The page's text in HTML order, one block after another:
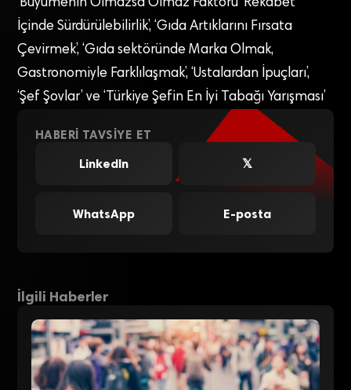
‘Büyümenin Olmazsa Olmaz Faktörü ‘Rekabet’
İçinde Sürdürülebilirlik’, ‘Gıda Artıklarını Fırsata
Çevirmek’, ‘Gıda sektöründe Marka Olmak,
Gastronomiyle Farklılaşmak’, ‘Ustalardan İpuçları’,
‘Şef Şovlar’ ve ‘Türkiye Şefin En İyi Tabağı Yarışması’
HABERI TAVSIYE ET
LinkedIn
𝕏
WhatsApp E-posta
İlgili Haberler